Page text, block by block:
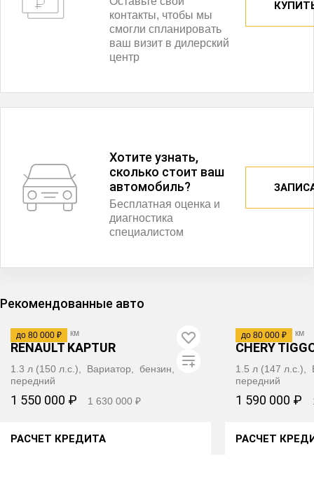
контакты, чтобы мы
смогли спланировать
ваш визит в дилерский
центр
Хотите узнать,
сколько стоит ваш
автомобиль?
Бесплатная оценка и
диагностика
специалистом
Рекомендованные авто
до 80 000 ₽
2021· 84 015 км
RENAULT KAPTUR
1.3 л (150 л.с.), Вариатор, бензин,
передний
1 550 000 ₽ 1 630 000 ₽
РАСЧЕТ КРЕДИТА
до 80 000 ₽
2022· 74 427 км
CHERY
1.5 л (147 л.с.),
передний
1 590 000 ₽
РАСЧЕТ